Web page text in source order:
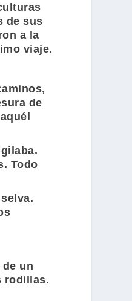
de sus
a la
viaje.
de
Todo
un
rodillas.